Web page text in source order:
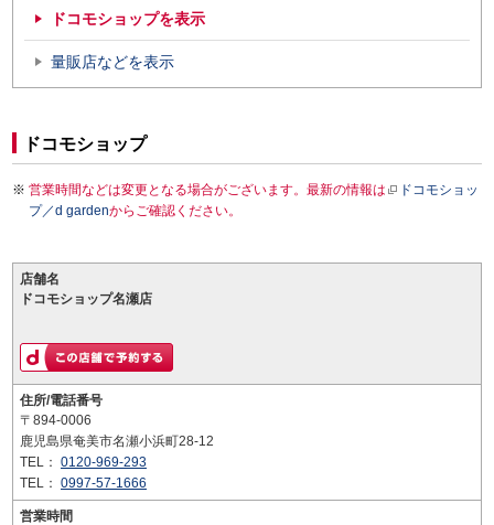
ドコモショップを表示
量販店などを表示
ドコモショップ
営業時間などは変更となる場合がございます。最新の情報は
ドコモショッ
プ／d gardenからご確認ください。
店舗名
ドコモショップ名瀬店
住所/電話番号
〒894-0006
鹿児島県奄美市名瀬小浜町28-12
TEL： 0120-969-293
TEL： 0997-57-1666
営業時間